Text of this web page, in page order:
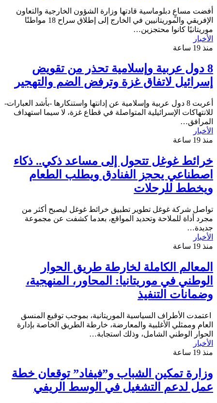
أفضت مساعٍ دبلوماسية قادتها وزارة الشؤون الخارجية والتعاون
الإفريقي والموريتانيين في الخارج إلى إطلاق سراح 18 مواطنًا
موريتانيًا كانوا محتجزين…
الأخبار
منذ 19 ساعة
8 دول عربية وإسلامية تحذر من تقويض
إسرائيل لاتفاق غزة وترفض الضم والتهجير
أعربت 8 دول عربية وإسلامية عن إدانتها واستنكارها -بأشد العبارات-
للانتهاكات الإسرائيلية المتواصلة في قطاع غزة، لا سيما استهداف
المرافق…
الأخبار
منذ 19 ساعة
خرائط غوغل تتحول إلى مساعد ذكي.. ذكاء
اصطناعي يحجز الفنادق ويطلب الطعام
ويخطط للرحلات
تواصل شركة غوغل تطوير تطبيق خرائط غوغل ليصبح أكثر من
مجرد أداة للملاحة وتحديد المواقع، بعدما كشفت عن مجموعة
جديدة…
الأخبار
منذ 19 ساعة
المعالم الكاملة لخارطة طريق الحوار
الوطني في موريتانيا: المحاور، المنهجية،
وضمانات التنفيذ
اعتمدت الأطراف السياسية الموريتانية، بموجب توقيع المنسق
العام وممثلي الأغلبية والمعارضة، خارطة الطريق الخاصة بإدارة
الحوار الوطني الشامل، وذلك استجابة…
الأخبار
منذ 19 ساعة
وزارة تمكين الشباب و”فيفاد” توقعان خطة
عمل لدعم التشغيل في الوسط الريفي